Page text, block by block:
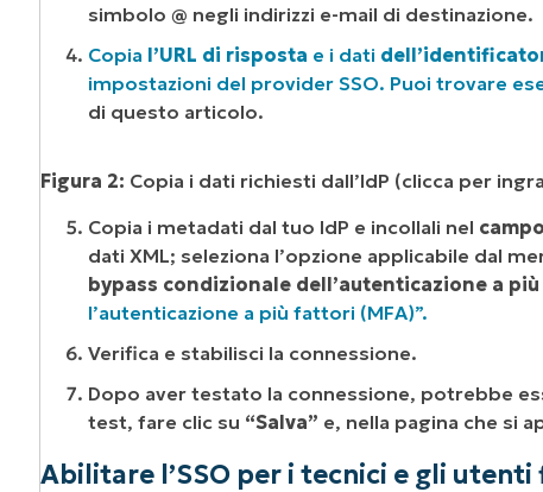
simbolo @ negli indirizzi e-mail di destinazione.
Copia l’URL di risposta e i dati
impostazioni del provider SSO. Puoi trovare
di questo articolo.
Figura 2: Copia i dati richiesti dall’IdP (clicca per
Copia i metadati dal tuo IdP e incollali nel
dati XML; seleziona l’opzione applicabile dal
bypass condizionale dell’autenticazione a
l’autenticazione a più fattori (MFA)”.
Verifica e stabilisci la connessione.
Dopo aver testato la connessione, potrebbe
test, fare clic su “Salva” e, nella pagina che si
Abilitare l’SSO per i tecnici e gli